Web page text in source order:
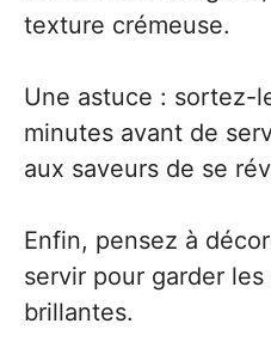
texture crémeuse.
Une astuce : sortez-
minutes avant de
aux saveurs de se
Enfin, pensez à
servir pour garder
brillantes.